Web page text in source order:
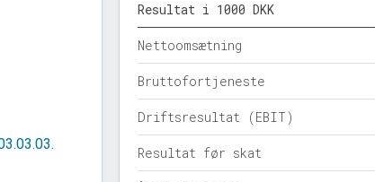
Resultat i 1000 DKK
Nettoomsætning
Bruttofortjeneste
Driftsresultat (EBIT)
Resultat før skat